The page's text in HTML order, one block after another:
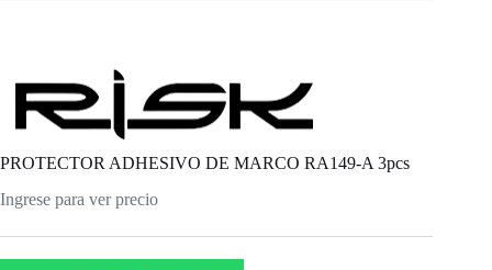
PROTECTOR ADHESIVO DE MARCO RA149-A 3pcs
Ingrese para ver precio